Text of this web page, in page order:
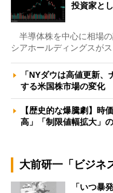
投資家と
半導体株を中心に相場
シアホールディングスが
「NYダウは高値更新
する米国株市場の変
【歴史的な爆騰劇】時
高」「制限値幅拡大
大前研一「ビジネ
「いつ暴